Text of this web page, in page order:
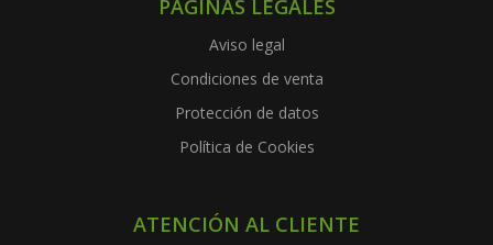
PÁGINAS LEGALES
Aviso legal
Condiciones de venta
Protección de datos
Política de Cookies
ATENCIÓN AL CLIENTE